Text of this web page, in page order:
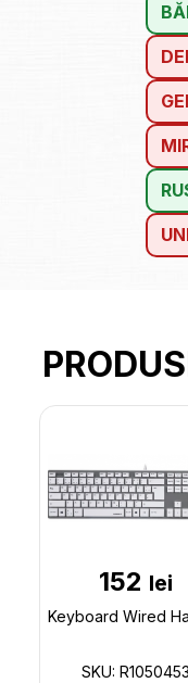
152 lei
SKU: R1050453